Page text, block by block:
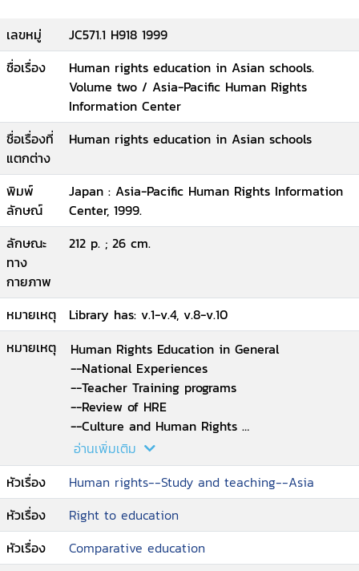
เลขหมู่
JC571.1 H918 1999
ชื่อเรื่อง
Human rights education in Asian schools.
Volume two / Asia-Pacific Human Rights
Information Center
ชื่อเรื่องที่
แตกต่าง
Human rights education in Asian schools
พิมพ์
ลักษณ์
Japan : Asia-Pacific Human Rights Information
Center, 1999.
ลักษณะ
ทาง
กายภาพ
212 p. ; 26 cm.
หมายเหตุ
Library has: v.1-v.4, v.8-v.10
หมายเหตุ
Human Rights Education in General
--National Experiences
--Teacher Training programs
--Review of HRE
--Culture and Human Rights
--Challenges to HRE in Schools in Asia.
อ่านเพิ่มเติม
หัวเรื่อง
Human rights--Study and teaching--Asia
หัวเรื่อง
Right to education
หัวเรื่อง
Comparative education